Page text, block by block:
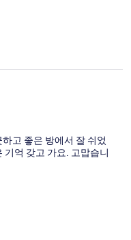
고 좋은 방에서 잘 쉬었
억 갖고 가요. 고맙습니